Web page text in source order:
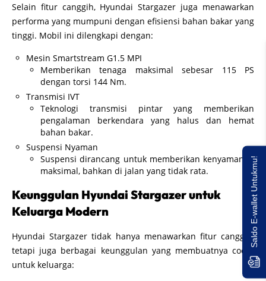
Selain fitur canggih, Hyundai Stargazer juga menawarkan
performa yang mumpuni dengan efisiensi bahan bakar yang
tinggi. Mobil ini dilengkapi dengan:
Mesin Smartstream G1.5 MPI
Memberikan tenaga maksimal sebesar 115 PS
dengan torsi 144 Nm.
Transmisi IVT
Teknologi transmisi pintar yang memberikan
pengalaman berkendara yang halus dan hemat
bahan bakar.
Suspensi Nyaman
Suspensi dirancang untuk memberikan kenyamanan
maksimal, bahkan di jalan yang tidak rata.
Keunggulan Hyundai Stargazer untuk
Keluarga Modern
Hyundai Stargazer tidak hanya menawarkan fitur canggih,
tetapi juga berbagai keunggulan yang membuatnya cocok
untuk keluarga:
Saldo E-wallet Untukmu!